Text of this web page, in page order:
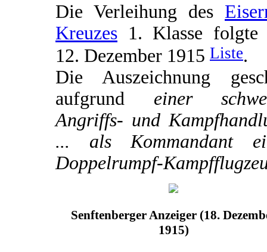
Die Verleihung des
Kreuzes 1. Klasse folgte
12. Dezember 1915 Liste.
Die Auszeichnung
aufgrund einer
Angriffs- und
... als Kommandant
Doppelrumpf-
Senftenberger Anzeiger (18.
1915)